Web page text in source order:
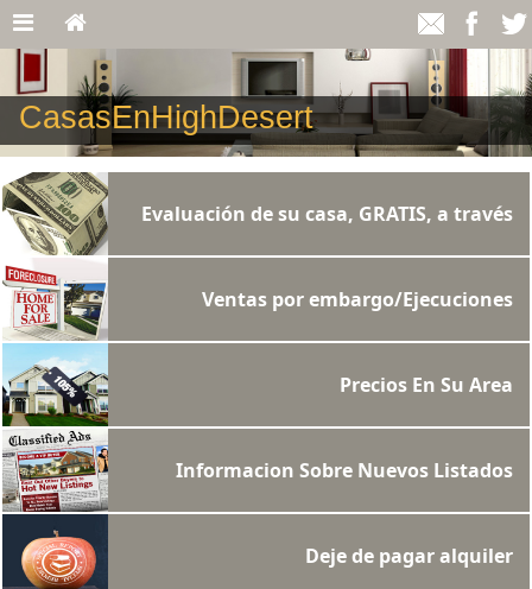
CasasEnHighDesert
Evaluación de su casa, GRATIS, a través
de la red Internet
Ventas por embargo/Ejecuciones
hipotecarias
Precios En Su Area
Informacion Sobre Nuevos Listados
Deje de pagar alquiler